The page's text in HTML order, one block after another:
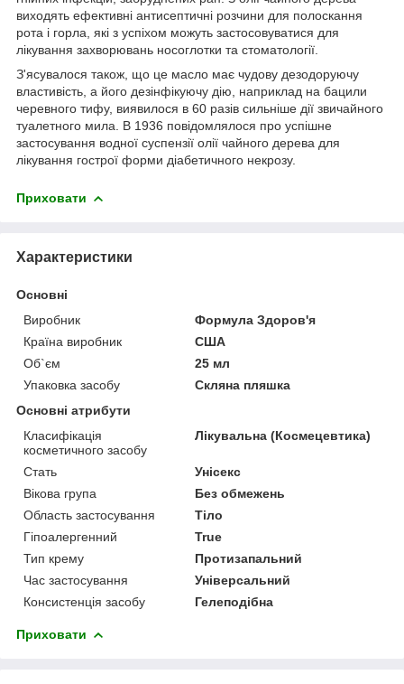
виходять ефективні антисептичні розчини для полоскання
рота і горла, які з успіхом можуть застосовуватися для
лікування захворювань носоглотки та стоматології.
З'ясувалося також, що це масло має чудову дезодоруючу
властивість, а його дезінфікуючу дію, наприклад на бацили
черевного тифу, виявилося в 60 разів сильніше дії звичайного
туалетного мила. В 1936 повідомлялося про успішне
застосування водної суспензії олії чайного дерева для
лікування гострої форми діабетичного некрозу.
Приховати
Характеристики
Основні
Виробник
Формула Здоров'я
Країна виробник
США
Об`єм
25 мл
Упаковка засобу
Скляна пляшка
Основні атрибути
Класифікація
косметичного засобу
Лікувальна (Космецевтика)
Стать
Унісекс
Вікова група
Без обмежень
Область застосування
Тіло
Гіпоалергенний
True
Тип крему
Протизапальний
Час застосування
Універсальний
Консистенція засобу
Гелеподібна
Приховати